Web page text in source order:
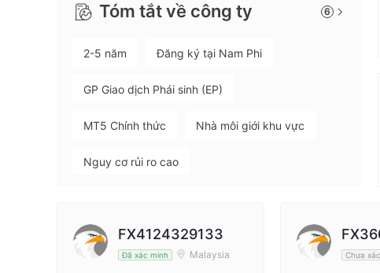
Tóm tắt về công ty 6
2-5 năm Đăng ký tại Nam Phi
GP Giao dịch Phái sinh (EP)
MT5 Chính thức Nhà môi giới khu vực
Nguy cơ rủi ro cao
FX4124329133
Đã xác minh Malaysia Chưa